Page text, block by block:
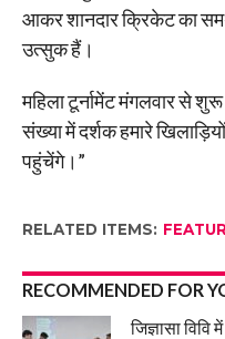
आकर शानदार क्रिकेट का
उत्सुक हैं।
महिला टूर्नामेंट मंगलवार से
संख्या में दर्शक हमारे
पहुंचेंगे।”
RELATED ITEMS:
RECOMMENDED FOR
जिज्ञासा